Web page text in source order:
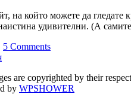
на който можете да
удивителни. (А
5 Comments
are copyrighted by their
by WPSHOWER